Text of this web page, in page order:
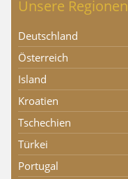
Unsere Regionen
Deutschland
Österreich
Island
Kroatien
Tschechien
Türkei
Portugal